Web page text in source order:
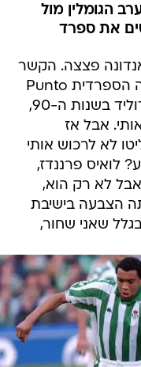
הגומלין מול
את ספרד
זראנדונה פצצה. הקשר
הוותיק התארח בתכנית הטלוויזיה הספרדית Punto
Pelota וחשף: "כששיחקתי בויאדוליד בשנות ה-90,
אבל אז
לא לרכוש אותי
לואיס פרננדז,
לא רק הוא,
הצבעה בישיבת
שאני שחור,